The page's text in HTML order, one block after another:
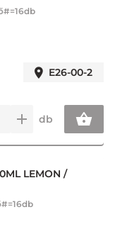
E26-00-2
db
LEMON /